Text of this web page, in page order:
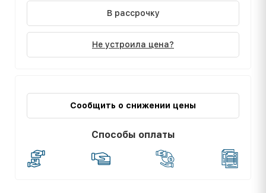
В рассрочку
Не устроила цена?
Сообщить о снижении цены
Способы оплаты